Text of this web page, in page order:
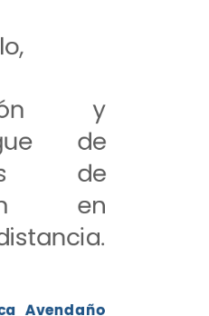
y
de
de
en
Avendaño